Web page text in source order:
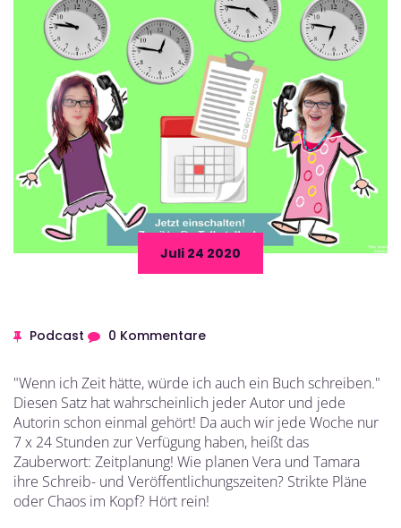
Juli 24 2020
Podcast 0 Kommentare
"Wenn ich Zeit hätte, würde ich auch ein Buch schreiben."
Diesen Satz hat wahrscheinlich jeder Autor und jede
Autorin schon einmal gehört! Da auch wir jede Woche nur
7 x 24 Stunden zur Verfügung haben, heißt das
Zauberwort: Zeitplanung! Wie planen Vera und Tamara
ihre Schreib- und Veröffentlichungszeiten? Strikte Pläne
oder Chaos im Kopf? Hört rein!